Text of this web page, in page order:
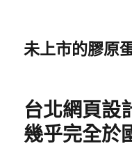
未上市的膠原
台北網頁設
幾乎完全於